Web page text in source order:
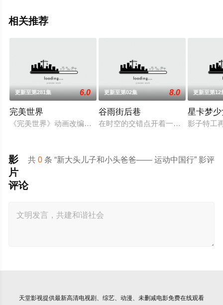
相关推荐
更新至第281集 6.0
完美世界
《完美世界》动画改编自同名小说。他为修道而生，为应劫而
更新至第02集 8.0
谷雨街后巷
在时空的交错点开着一间酒馆——谷
更新至第12
星卡梦
影子特工
共0 条 “新大头儿子和小头爸爸—— 运动中国行” 影评
影
片
评论
天堂影视提供最新高清电视剧、综艺、动漫、未删减电影免费在线观看